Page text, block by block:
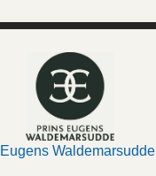
Waldemarsudde